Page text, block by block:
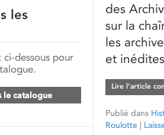
des
sur la
les
et
Lire l’article
Publié dans
Roulotte |
les
dessous pour
le catalogue